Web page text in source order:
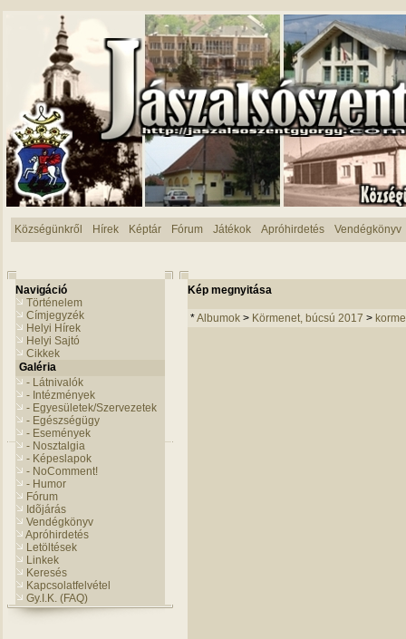
Községünkről Hírek Képtár Fórum Játékok Apróhirdetés Vendégkönyv
Navigáció
Történelem
Címjegyzék
Helyi Hírek
Helyi Sajtó
Cikkek
Galéria
- Látnivalók
- Intézmények
- Egyesületek/Szervezetek
- Egészségügy
- Események
- Nosztalgia
- Képeslapok
- NoComment!
- Humor
Fórum
Idõjárás
Vendégkönyv
Apróhirdetés
Letöltések
Linkek
Keresés
Kapcsolatfelvétel
Gy.I.K. (FAQ)
Kép megnyitása
*Albumok > Körmenet, búcsú 2017 >